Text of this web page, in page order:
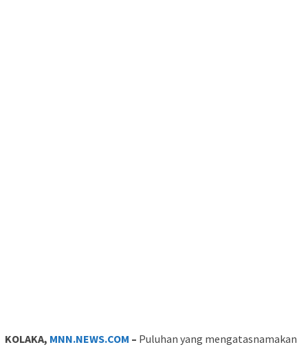
KOLAKA, MNN.NEWS.COM – Puluhan yang mengatasnamakan